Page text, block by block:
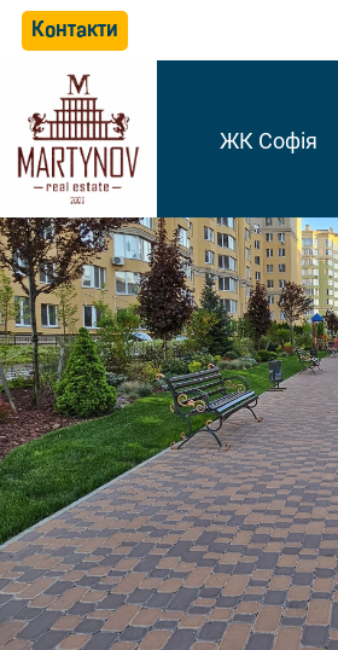
Контакти
ЖК Софія